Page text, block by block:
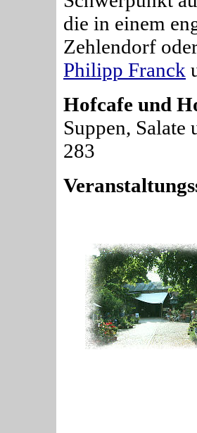
die in einem
Zehlendorf
Philipp Franck
Hofcafe und
Suppen,
283